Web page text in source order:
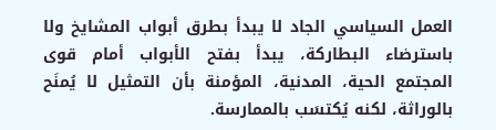
العمل السياسي الجاد لا يبدأ بطرق أبواب المشايخ ولا
باسترضاء البطاركة، يبدأ بفتح الأبواب أمام قوى
المجتمع الحية، المدنية، المؤمنة بأن التمثيل لا يُمنَح
بالوراثة، لكنه يُكتسَب بالممارسة.